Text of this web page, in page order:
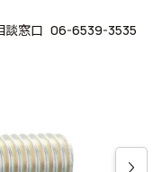
談窓口 06-6539-3535